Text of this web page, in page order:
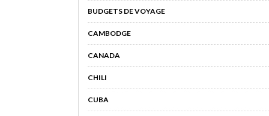
BUDGETS DE VOYAGE
CAMBODGE
CANADA
CHILI
CUBA